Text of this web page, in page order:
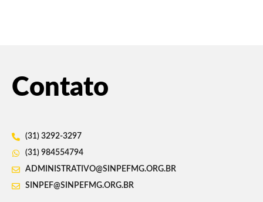
Contato
(31) 3292-3297
(31) 984554794
ADMINISTRATIVO@SINPEFMG.ORG.BR
SINPEF@SINPEFMG.ORG.BR